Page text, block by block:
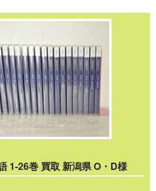
1-26巻 買取 新潟県 O・D様